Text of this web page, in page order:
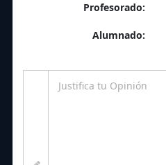
Profesorado:
Alumnado: